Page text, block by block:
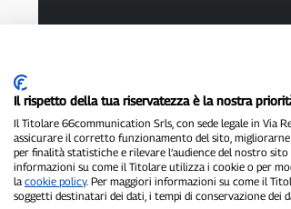
Il rispetto della tua riservatezza è la nostra
Il Titolare 66communication Srls, con sede legale in Via
assicurare il corretto funzionamento del sito,
per finalità statistiche e rilevare l’audience del nostro
informazioni su come il Titolare utilizza i cookie o per
la cookie policy. Per maggiori informazioni su come il
soggetti destinatari dei dati, i tempi di conservazione dei